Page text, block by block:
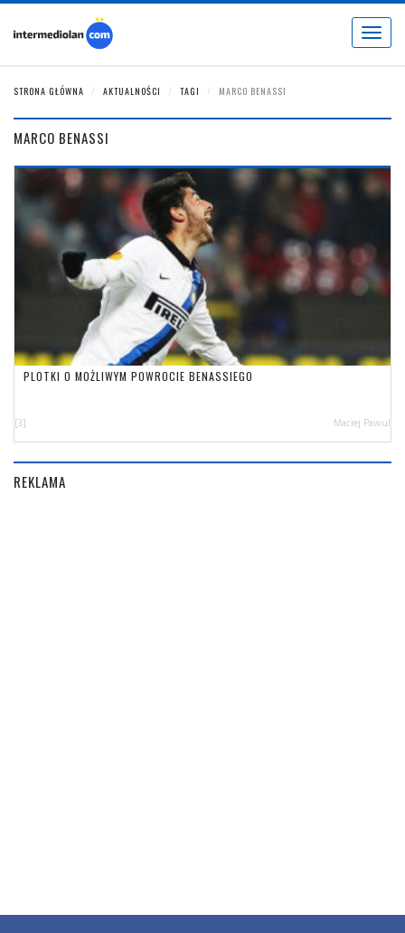
Toggle
STRONA GŁÓWNA AKTUALNOŚCI TAGI MARCO BENASSI
MARCO BENASSI
PLOTKI O MOŻLIWYM POWROCIE BENASSIEGO
[3] Maciej Pawul
REKLAMA